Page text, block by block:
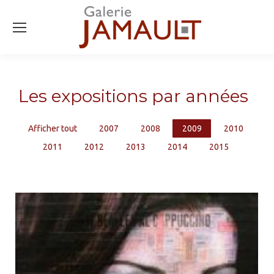
Les expositions par années
Afficher tout 2007 2008 2009
2010
2011
2012 2013 2014 2015